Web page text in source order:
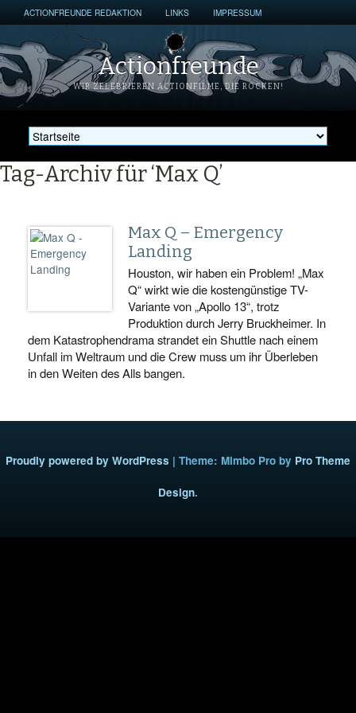
ACTIONFREUNDE REDAKTION LINKS IMPRESSUM
Actionfreunde
WIR ZELEBRIEREN ACTIONFILME, DIE ROCKEN!
Tag-Archiv für ‘Max Q’
Max Q – Emergency
Landing
Houston, wir haben ein Problem! „Max
Q“ wirkt wie die kostengünstige TV-
Variante von „Apollo 13“, trotz
Produktion durch Jerry Bruckheimer. In
dem Katastrophendrama strandet ein Shuttle nach einem
Unfall im Weltraum und die Crew muss um ihr Überleben
in den Weiten des Alls bangen.
Proudly powered by WordPress | Theme: Mimbo Pro by Pro Theme
Design.